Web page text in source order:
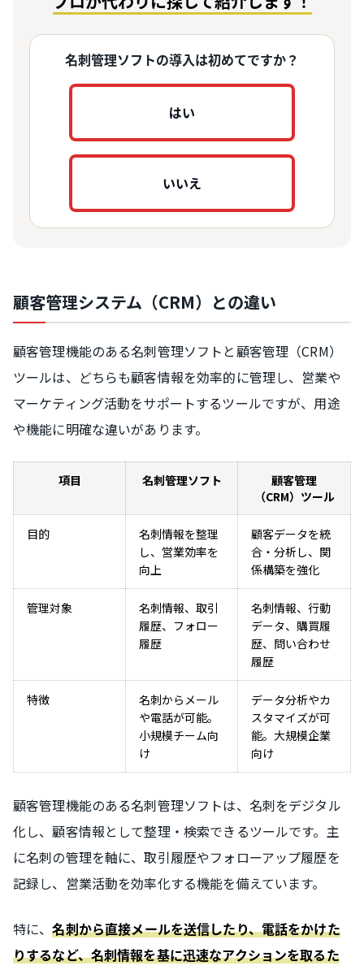
名刺管理ソフトの導入は初めてですか？
はい
いいえ
顧客管理システム（CRM）との違い
顧客管理機能のある名刺管理ソフトと顧客管理（CRM）
ツールは、どちらも顧客情報を効率的に管理し、営業や
マーケティング活動をサポートするツールですが、用途
や機能に明確な違いがあります。
項目 名刺管理ソフト
顧客管理
（CRM）ツール
目的
名刺情報を整理
し、営業効率を
向上
顧客データを統
合・分析し、関
係構築を強化
管理対象
名刺情報、取引
履歴、フォロー
履歴
名刺情報、行動
データ、購買履
歴、問い合わせ
履歴
特徴
名刺からメール
や電話が可能。
小規模チーム向
け
データ分析やカ
スタマイズが可
能。大規模企業
向け
顧客管理機能のある名刺管理ソフトは、名刺をデジタル
化し、顧客情報として整理・検索できるツールです。主
に名刺の管理を軸に、取引履歴やフォローアップ履歴を
記録し、営業活動を効率化する機能を備えています。
特に、名刺から直接メールを送信したり、電話をかけた
りするなど、名刺情報を基に迅速なアクションを取るた